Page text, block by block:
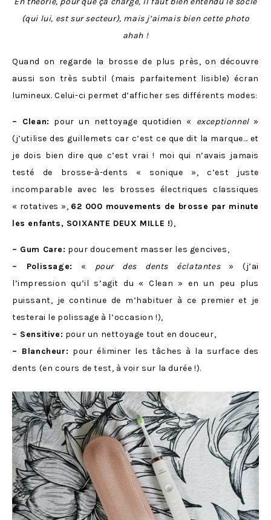
(qui lui, est sur secteur), mais j’aimais bien cette photo
ahah !
Quand on regarde la brosse de plus près, on découvre
aussi son très subtil (mais parfaitement lisible) écran
lumineux. Celui-ci permet d’afficher ses différents modes:
– Clean: pour un nettoyage quotidien « exceptionnel»
(j’utilise des guillemets car c’est ce que dit la marque… et
je dois bien dire que c’est vrai ! moi qui n’avais jamais
testé de brosse-à-dents « sonique », c’est juste
incomparable avec les brosses électriques classiques
« rotatives », 62 000 mouvements de brosse par minute
les enfants, SOIXANTE DEUX MILLE !),
– Gum Care: pour doucement masser les gencives,
– Polissage:
« pour des dents éclatantes» (j’ai
l’impression qu’il s’agit du « Clean » en un peu plus
puissant, je continue de m’habituer à ce premier et je
testerai le polissage à l’occasion !),
– Sensitive: pour un nettoyage tout en douceur,
– Blancheur: pour éliminer les tâches à la surface des
dents (en cours de test, à voir sur la durée !).